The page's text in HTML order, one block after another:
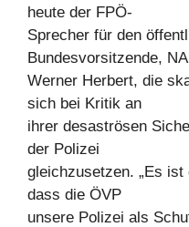
heute der FPÖ-
Sprecher für den
Bundesvorsitzende,
Werner Herbert, die
sich bei Kritik an
ihrer desaströsen
der Polizei
gleichzusetzen. „Es
dass die ÖVP
unsere Polizei als